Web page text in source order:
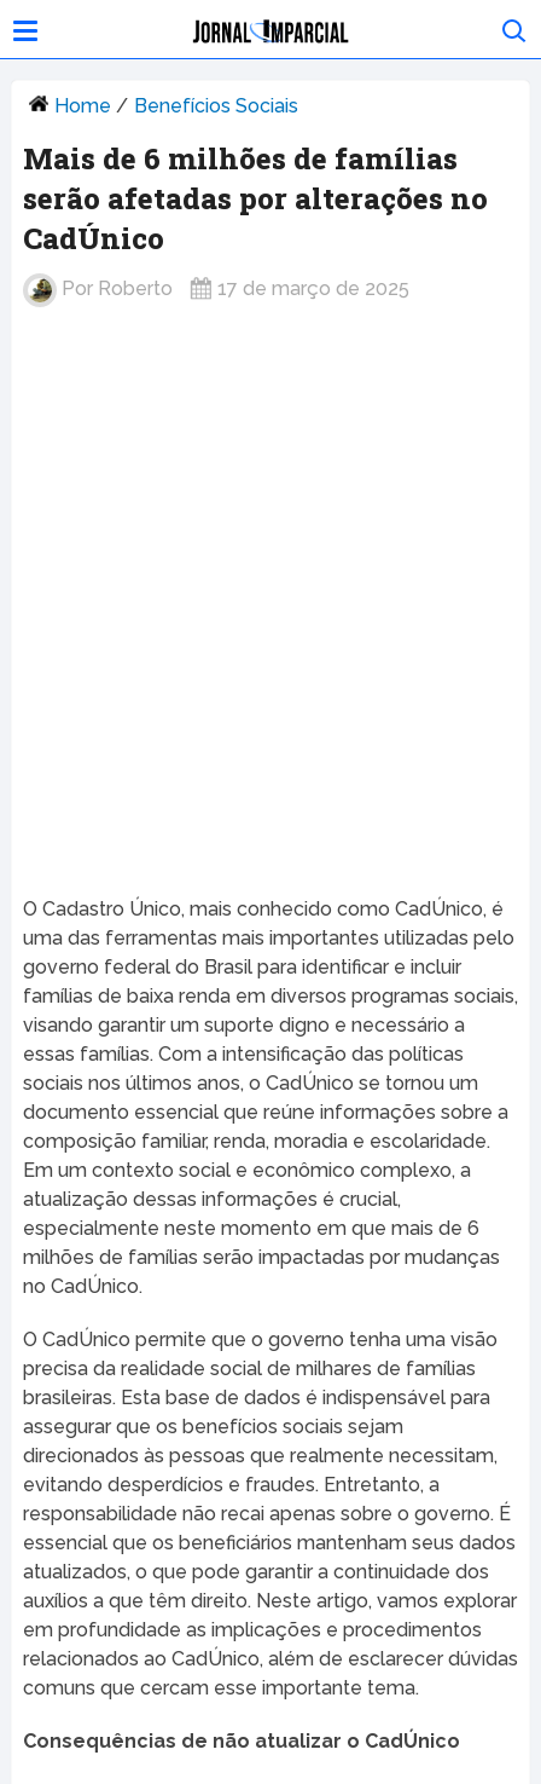
Home / Benefícios Sociais
Mais de 6 milhões de famílias
serão afetadas por alterações no
CadÚnico
Por Roberto 17 de março de 2025
O Cadastro Único, mais conhecido como CadÚnico, é
uma das ferramentas mais importantes utilizadas pelo
governo federal do Brasil para identificar e incluir
famílias de baixa renda em diversos programas sociais,
visando garantir um suporte digno e necessário a
essas famílias. Com a intensificação das políticas
sociais nos últimos anos, o CadÚnico se tornou um
documento essencial que reúne informações sobre a
composição familiar, renda, moradia e escolaridade.
Em um contexto social e econômico complexo, a
atualização dessas informações é crucial,
especialmente neste momento em que mais de 6
milhões de famílias serão impactadas por mudanças
no CadÚnico.
O CadÚnico permite que o governo tenha uma visão
precisa da realidade social de milhares de famílias
brasileiras. Esta base de dados é indispensável para
assegurar que os benefícios sociais sejam
direcionados às pessoas que realmente necessitam,
evitando desperdícios e fraudes. Entretanto, a
responsabilidade não recai apenas sobre o governo. É
essencial que os beneficiários mantenham seus dados
atualizados, o que pode garantir a continuidade dos
auxílios a que têm direito. Neste artigo, vamos explorar
em profundidade as implicações e procedimentos
relacionados ao CadÚnico, além de esclarecer dúvidas
comuns que cercam esse importante tema.
Consequências de não atualizar o CadÚnico